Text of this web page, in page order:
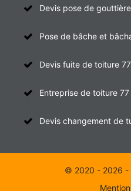
Devis pose de
Pose de bâche et
Devis fuite de toiture 77
Entreprise de toiture 77
Devis changement de
© 2020 - 2026 -